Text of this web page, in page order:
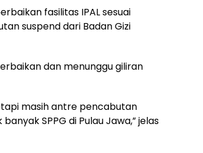
fasilitas IPAL sesuai
suspend dari Badan Gizi
dan menunggu giliran
masih antre pencabutan
SPPG di Pulau Jawa,” jelas